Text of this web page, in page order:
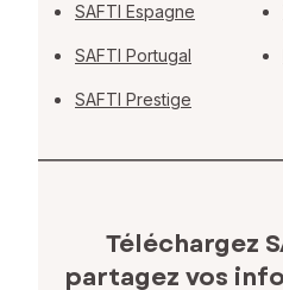
SAFTI Espagne
SAFTI Portugal
SAFTI Prestige
Téléchargez
partagez vos